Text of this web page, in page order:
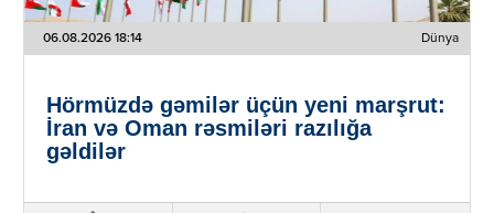
06.08.2026 18:14 Dünya
Hörmüzdə gəmilər üçün yeni marşrut:
İran və Oman rəsmiləri razılığa
gəldilər